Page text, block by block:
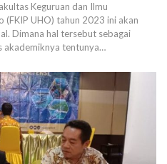
Keguruan dan Ilmu
(FKIP UHO) tahun 2023 ini akan
Dimana hal tersebut sebagai
akademiknya tentunya…